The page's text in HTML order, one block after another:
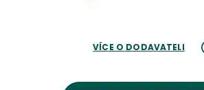
VÍCE O DODAVATELI